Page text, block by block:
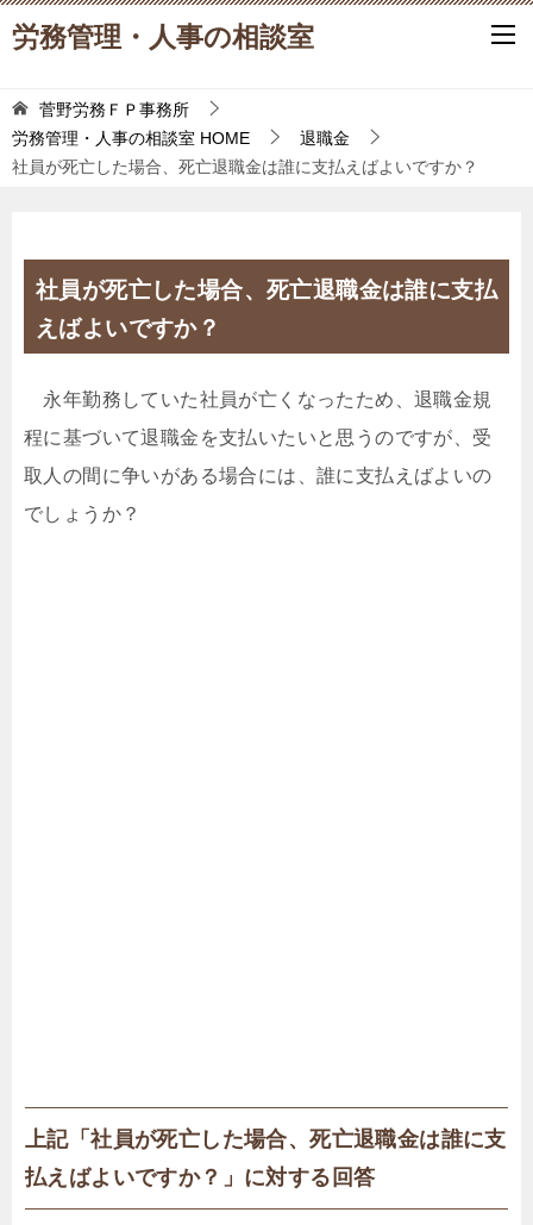
労務管理・人事の相談室
菅野労務ＦＰ事務所
労務管理・人事の相談室 HOME
退職金
社員が死亡した場合、死亡退職金は誰に支払えばよいですか？
社員が死亡した場合、死亡退職金は誰に支払
えばよいですか？
永年勤務していた社員が亡くなったため、退職金規
程に基づいて退職金を支払いたいと思うのですが、受
取人の間に争いがある場合には、誰に支払えばよいの
でしょうか？
上記「社員が死亡した場合、死亡退職金は誰に支
払えばよいですか？」に対する回答